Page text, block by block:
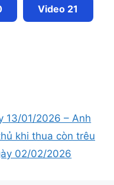
Video 21
13/01/2026 – Anh
khi thua còn trêu
02/02/2026